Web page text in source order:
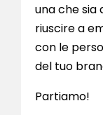
una che sia
riuscire a
con le
del tuo
Partiamo!